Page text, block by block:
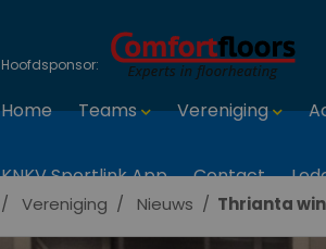
Hoofdsponsor:
Home Teams Vereniging
KNKV Sportlink App Contact
Vereniging Nieuws Thrianta